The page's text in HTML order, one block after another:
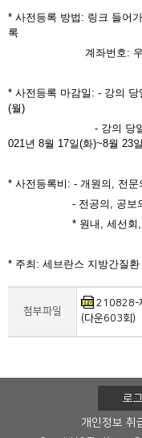
* 사전등록 방법: 링크 들어
록
계좌번호: 우리은행
* 사전등록 마감일: - 강의
(월)
- 강의 당일 책자 미
021년 8월 17일(화)~8월 23
* 사전등록비: - 개원의, 전문
- 전공의, 공보의, 간
* 원내, 세선회, 세
* 주최: 세브란스 지방간질환
첨부파일
210828-
(다운603회)
로
개인정보 취